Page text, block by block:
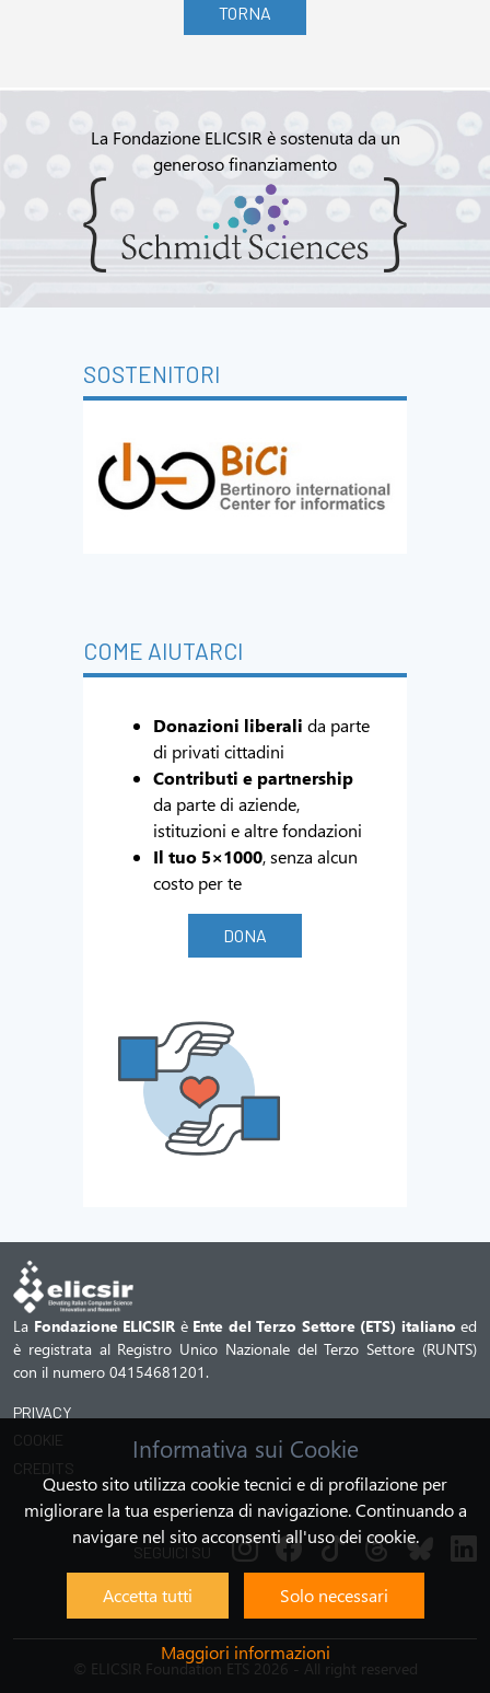
TORNA
La Fondazione ELICSIR è sostenuta da un
generoso finanziamento
SOSTENITORI
COME AIUTARCI
Donazioni liberali da parte
di privati cittadini
Contributi e partnership
da parte di aziende,
istituzioni e altre fondazioni
Il tuo 5×1000, senza alcun
costo per te
DONA
La Fondazione ELICSIR è Ente del Terzo Settore (ETS) italiano ed
è registrata al Registro Unico Nazionale del Terzo Settore (RUNTS)
con il numero 04154681201.
PRIVACY
COOKIE
CREDITS
SEGUICI SU
© ELICSIR Foundation ETS 2026 - All right reserved
Informativa sui Cookie
Questo sito utilizza cookie tecnici e di profilazione per
migliorare la tua esperienza di navigazione. Continuando a
navigare nel sito acconsenti all'uso dei cookie.
Accetta tutti Solo necessari
Maggiori informazioni